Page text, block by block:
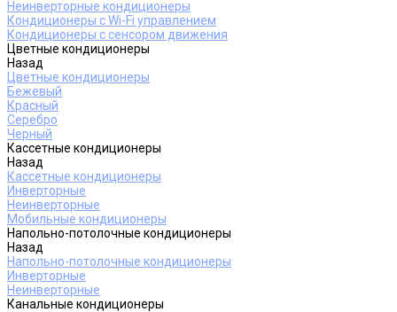
Неинверторные кондиционеры
Кондиционеры с Wi-Fi управлением
Кондиционеры с сенсором движения
Цветные кондиционеры
Назад
Цветные кондиционеры
Бежевый
Красный
Серебро
Черный
Кассетные кондиционеры
Назад
Кассетные кондиционеры
Инверторные
Неинверторные
Мобильные кондиционеры
Напольно-потолочные кондиционеры
Назад
Напольно-потолочные кондиционеры
Инверторные
Неинверторные
Канальные кондиционеры